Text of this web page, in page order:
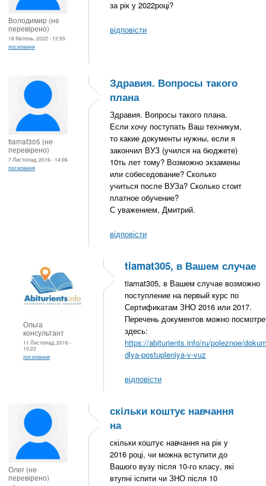
Володимир (не
перевірено)
18 Квітень, 2022 - 12:55
посилання
за рік у 2022році?
відповісти
tiamat305 (не
перевірено)
7 Листопад, 2016 - 14:06
посилання
Здравия. Вопросы такого
плана
Здравия. Вопросы такого плана.
Если хочу поступать Ваш техникум,
то какие документы нужны, если я
закончил ВУЗ (учился на бюджете)
10ть лет тому? Возможно экзамены
или собеседование? Сколько
учиться после ВУЗа? Сколько стоит
платное обучение?
С уважением, Дмитрий.
відповісти
Ольга
консультант
11 Листопад, 2016 -
10:22
посилання
tiamat305, в Вашем случае
tiamat305, в Вашем случае возможно
поступление на первый курс по
Сертификатам ЗНО 2016 или 2017.
Перечень документов можно
здесь:
https://abiturients.info/ru/poleznoe/
dlya-postupleniya-v-vuz
відповісти
Олег (не
перевірено)
скільки коштує навчання
на
скільки коштує навчання на рік у
2016 році, чи можна вступити до
Вашого вузу після 10-го класу, які
втупні іспити чи ЗНО після 10